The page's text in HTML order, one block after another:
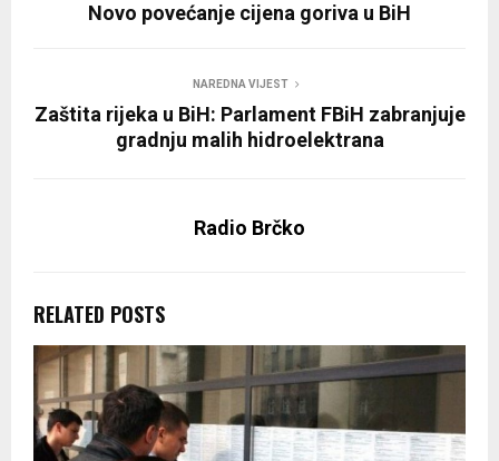
Novo povećanje cijena goriva u BiH
NAREDNA VIJEST
Zaštita rijeka u BiH: Parlament FBiH zabranjuje
gradnju malih hidroelektrana
Radio Brčko
RELATED POSTS